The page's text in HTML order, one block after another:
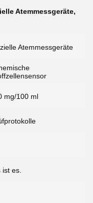
Atemmessgeräte,
Atemmessgeräte
mg/100 ml
es.